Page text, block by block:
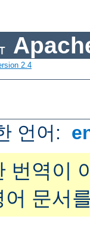
2.4
언어:
번역이
문서